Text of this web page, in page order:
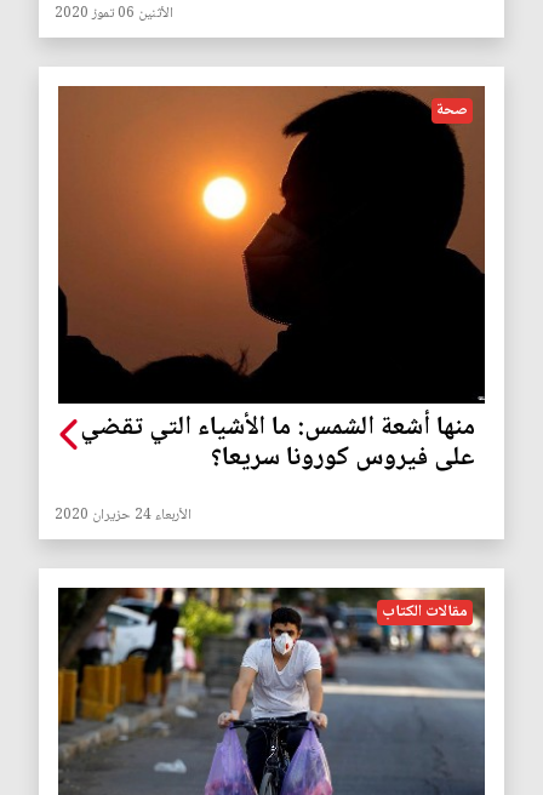
الأثنين 06 تموز 2020
صحة
منها أشعة الشمس: ما الأشياء التي تقضي
على فيروس كورونا سريعا؟
الأربعاء 24 حزيران 2020
مقالات الكتاب